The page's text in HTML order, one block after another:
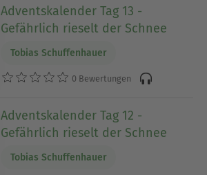
Adventskalender Tag 13 -
Gefährlich rieselt der Schnee
Tobias Schuffenhauer
0 Bewertungen
Adventskalender Tag 12 -
Gefährlich rieselt der Schnee
Tobias Schuffenhauer